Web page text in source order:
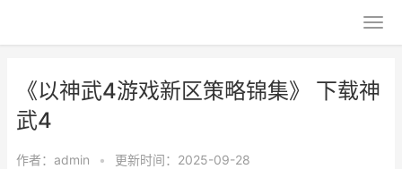
《以神武4游戏新区策略锦集》 下载神
武4
作者： admin • 更新时间：2025-09-28